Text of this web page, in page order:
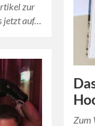
zur
jetzt auf…
Zum